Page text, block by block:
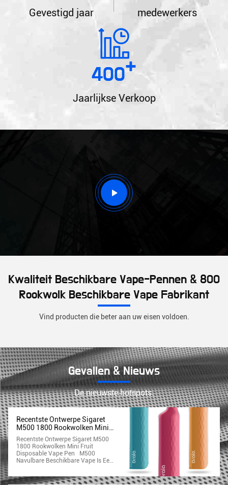
Gevestigd jaar medewerkers
400+
Jaarlijkse Verkoop
Kwaliteit Beschikbare Vape-Pennen & 800
Rookwolk Beschikbare Vape Fabrikant
Vind producten die beter aan uw eisen voldoen.
Gevallen & Nieuws
De nieuwste hotspots.
Recentste Ontwerpe Sigaret
M500 1800 Rookwolken Mini
Fruit Disposable Vape Pen
Recentste Ontwerpe Sigaret M500
1800 Rookwolken Mini Fruit
Disposable Vape Pen M500
Navulbare Beschikbare Vape Is Een
Beschikbaar Vaping Apparaat Dat
Super Glad Is, Draagbaar, En Ultra-